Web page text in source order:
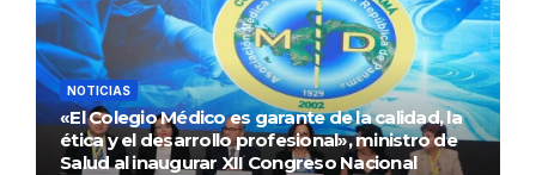
NOTICIAS
«El Colegio Médico es garante de la calidad, la
ética y el desarrollo profesional», ministro de
Salud al inaugurar XII Congreso Nacional